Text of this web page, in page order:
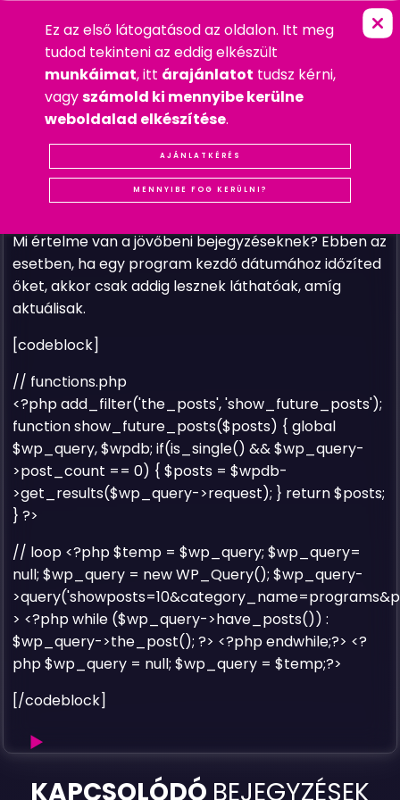
DŐZÍTETT BEJEGYZ E M
»
WORDPRESS
2022. SZEPTEMBER 10. SZOMBAT
WORDPRESS
#WORDPRESS KÓD
#WORDPRESS PÉLDA KÓD
programok megjelenítésére, akkor előfordulhat,
hogy nem jelennek meg, mert még nem érték el a
dátumukat. A következő kódrészlet megoldást nyújt.
Mi értelme van a jövőbeni bejegyzéseknek? Ebben az
esetben, ha egy program kezdő dátumához időzíted
őket, akkor csak addig lesznek láthatóak, amíg
aktuálisak.
[codeblock]
// functions.php
<?php add_filter('the_posts', 'show_future_posts');
function show_future_posts($posts) { global
$wp_query, $wpdb; if(is_single() && $wp_query-
>post_count == 0) { $posts = $wpdb-
>get_results($wp_query->request); } return $posts;
} ?>
// loop <?php $temp = $wp_query; $wp_query=
null; $wp_query = new WP_Query(); $wp_query-
> <?php while ($wp_query->have_posts()) :
$wp_query->the_post(); ?> <?php endwhile;?> <?
php $wp_query = null; $wp_query = $temp;?>
[/codeblock]
KAPCSOLÓDÓ BEJEGYZÉSEK
Ez az első látogatásod az oldalon. Itt meg
tudod tekinteni az eddig elkészült
munkáimat, itt árajánlatot tudsz kérni,
vagyszámold ki mennyibe kerülne
weboldalad elkészítése.
AJÁNLATKÉRÉS
MENNYIBE FOG KERÜLNI?